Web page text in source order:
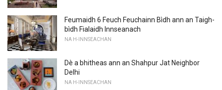
Feumaidh 6 Feuch Feuchainn Bìdh ann an Taigh-
bìdh Fialaidh Innseanach
NA H-INNSEACHAN
Dè a bhitheas ann an Shahpur Jat Neighbor
Delhi
NA H-INNSEACHAN